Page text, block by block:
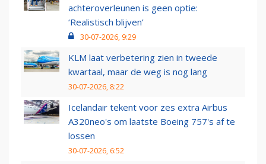
achteroverleunen is geen optie:
‘Realistisch blijven’
30-07-2026, 9:29
KLM laat verbetering zien in tweede
kwartaal, maar de weg is nog lang
30-07-2026, 8:22
Icelandair tekent voor zes extra Airbus
A320neo's om laatste Boeing 757's af te
lossen
30-07-2026, 6:52